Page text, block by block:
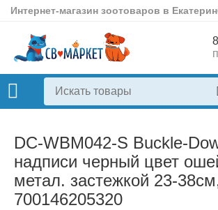
Интернет-магазин зоотоваров в
DC-WBM042-S Buckle-
надписи черный цвет
метал. застежкой 23-
700146205320